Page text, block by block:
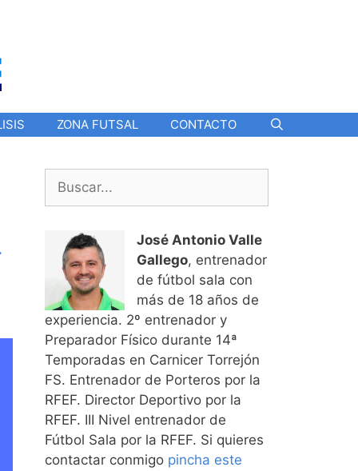
ZONA FUTSAL CONTACTO
Buscar:
José Antonio Valle
Gallego, entrenador
de fútbol sala con
más de 18 años de
experiencia. 2º entrenador y
Preparador Físico durante 14ª
Temporadas en Carnicer Torrejón
FS. Entrenador de Porteros por la
RFEF. Director Deportivo por la
RFEF. III Nivel entrenador de
Fútbol Sala por la RFEF. Si quieres
contactar conmigo pincha este